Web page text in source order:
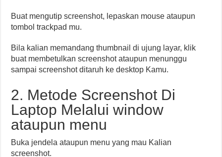
Buat mengutip screenshot, lepaskan mouse ataupun
tombol trackpad mu.
Bila kalian memandang thumbnail di ujung layar, klik
buat membetulkan screenshot ataupun menunggu
sampai screenshot ditaruh ke desktop Kamu.
2. Metode Screenshot Di
Laptop Melalui window
ataupun menu
Buka jendela ataupun menu yang mau Kalian
screenshot.